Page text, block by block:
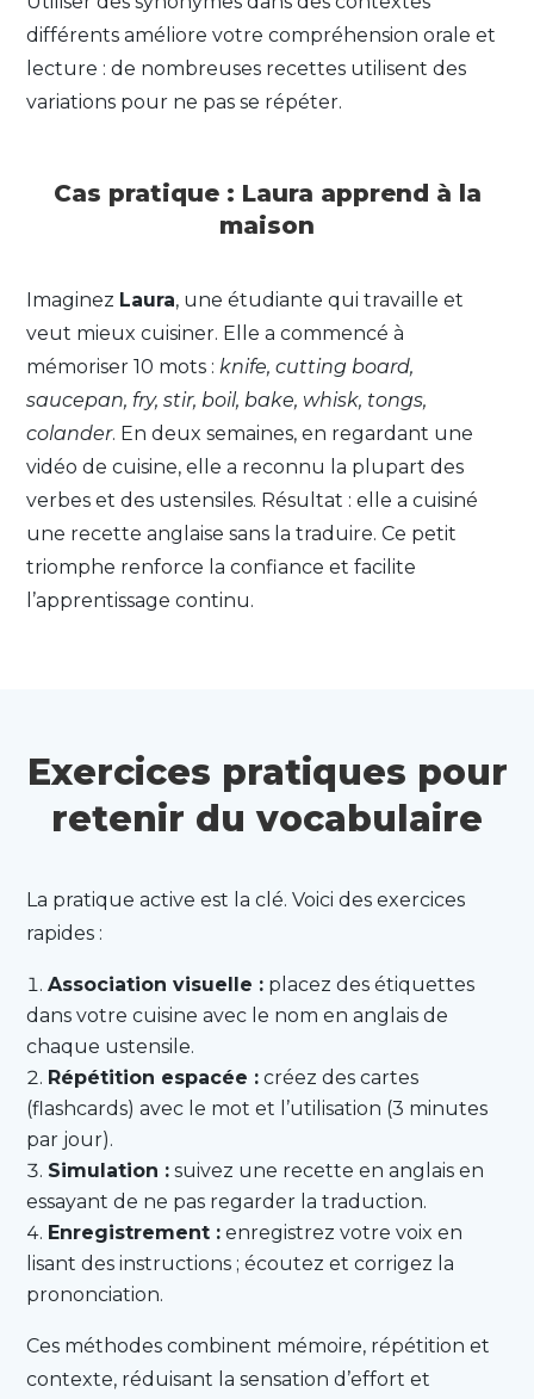
différents améliore votre compréhension orale et
lecture : de nombreuses recettes utilisent des
variations pour ne pas se répéter.
Cas pratique : Laura apprend à la
maison
Imaginez Laura, une étudiante qui travaille et
veut mieux cuisiner. Elle a commencé à
mémoriser 10 mots :knife, cutting board,
saucepan, fry, stir, boil, bake, whisk, tongs,
colander. En deux semaines, en regardant une
vidéo de cuisine, elle a reconnu la plupart des
verbes et des ustensiles. Résultat : elle a cuisiné
une recette anglaise sans la traduire. Ce petit
triomphe renforce la confiance et facilite
l’apprentissage continu.
Exercices pratiques pour
retenir du vocabulaire
La pratique active est la clé. Voici des exercices
rapides :
Association visuelle : placez des étiquettes
dans votre cuisine avec le nom en anglais de
chaque ustensile.
Répétition espacée : créez des cartes
(flashcards) avec le mot et l’utilisation (3 minutes
par jour).
Simulation : suivez une recette en anglais en
essayant de ne pas regarder la traduction.
Enregistrement : enregistrez votre voix en
lisant des instructions ; écoutez et corrigez la
prononciation.
Ces méthodes combinent mémoire, répétition et
contexte, réduisant la sensation d’effort et